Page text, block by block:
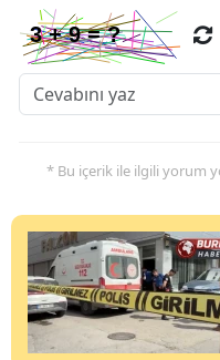
* Bu içerik ile ilgili yorum